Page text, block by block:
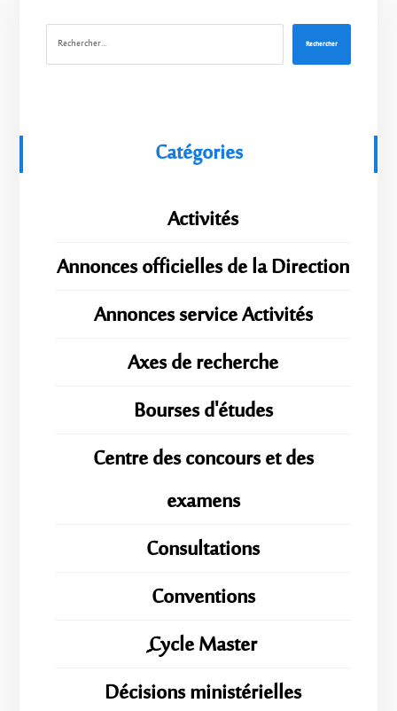
Rechercher
Catégories
Activités
Annonces officielles de la Direction
Annonces service Activités
Axes de recherche
Bourses d'études
Centre des concours et des
examens
Consultations
Conventions
ِِِCycle Master
Décisions ministérielles